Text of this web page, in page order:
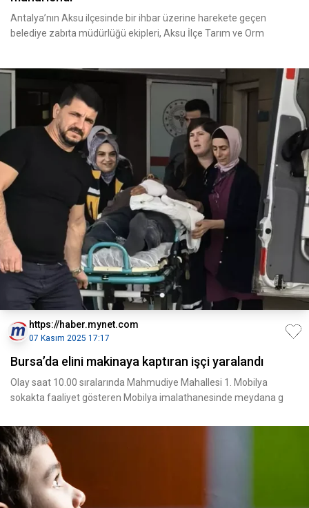
Antalya’nın Aksu ilçesinde bir ihbar üzerine harekete geçen
belediye zabıta müdürlüğü ekipleri, Aksu İlçe Tarım ve Orm
https://haber.mynet.com
07 Kasım 2025 17:17
Bursa’da elini makinaya kaptıran işçi yaralandı
Olay saat 10.00 sıralarında Mahmudiye Mahallesi 1. Mobilya
sokakta faaliyet gösteren Mobilya imalathanesinde meydana g